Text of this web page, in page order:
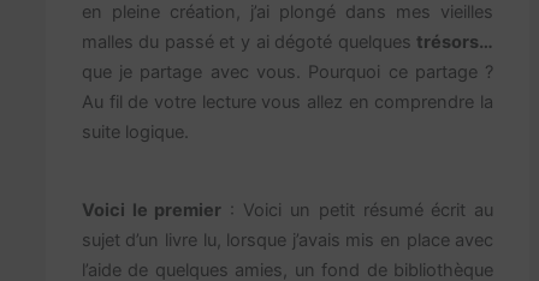
en pleine création, j’ai plongé dans mes vieilles
malles du passé et y ai dégoté quelquestrésors…
que je partage avec vous. Pourquoi ce partage ?
Au fil de votre lecture vous allez en comprendre la
suite logique.
Voici le premier : Voici un petit résumé écrit au
sujet d’un livre lu, lorsque j’avais mis en place avec
l’aide de quelques amies, un fond de bibliothèque